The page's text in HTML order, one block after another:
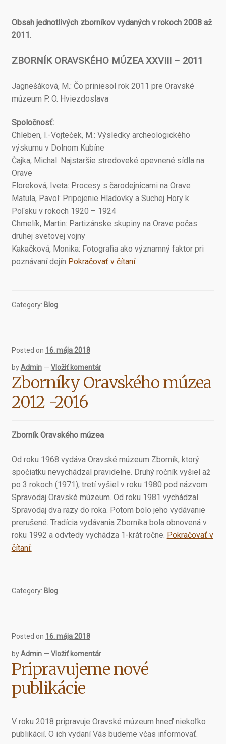
Obsah jednotlivých zborníkov vydaných v rokoch 2008 až
2011.
ZBORNÍK ORAVSKÉHO MÚZEA XXVIII – 2011
Jagnešáková, M.: Čo priniesol rok 2011 pre Oravské
múzeum P. O. Hviezdoslava
Spoločnosť:
Chleben, I.-Vojteček, M.: Výsledky archeologického
výskumu v Dolnom Kubíne
Čajka, Michal: Najstaršie stredoveké opevnené sídla na
Orave
Floreková, Iveta: Procesy s čarodejnicami na Orave
Matula, Pavol: Pripojenie Hladovky a Suchej Hory k
Poľsku v rokoch 1920 – 1924
Chmelík, Martin: Partizánske skupiny na Orave počas
druhej svetovej vojny
Kakačková, Monika: Fotografia ako významný faktor pri
poznávaní dejín Pokračovať v čítaní:Zborníky
Category: Blog
Posted on 16. mája 2018
byAdmin — Vložiť komentár
Zborníky Oravského múzea
2012 -2016
Zborník Oravského múzea
Od roku 1968 vydáva Oravské múzeum Zborník, ktorý
spočiatku nevychádzal pravidelne. Druhý ročník vyšiel až
po 3 rokoch (1971), tretí vyšiel v roku 1980 pod názvom
Spravodaj Oravské múzeum. Od roku 1981 vychádzal
Spravodaj dva razy do roka. Potom bolo jeho vydávanie
prerušené. Tradícia vydávania Zborníka bola obnovená v
roku 1992 a odvtedy vychádza 1-krát ročne. Pokračovať v
čítaní:Zborníky
2012
-2016
Category: Blog
Posted on 16. mája 2018
byAdmin — Vložiť komentár
Pripravujeme nové
publikácie
V roku 2018 pripravuje Oravské múzeum hneď niekoľko
publikácií. O ich vydaní Vás budeme včas informovať.